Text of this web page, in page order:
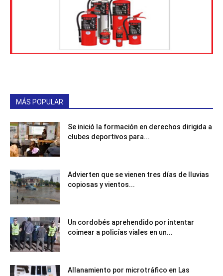
MÁS POPULAR
Se inició la formación en derechos dirigida a
clubes deportivos para...
Advierten que se vienen tres días de lluvias
copiosas y vientos...
Un cordobés aprehendido por intentar
coimear a policías viales en un...
Allanamiento por microtráfico en Las